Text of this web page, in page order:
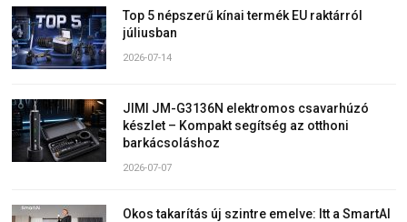
Top 5 népszerű kínai termék EU raktárról
júliusban
2026-07-14
JIMI JM-G3136N elektromos csavarhúzó
készlet – Kompakt segítség az otthoni
barkácsoláshoz
2026-07-07
Okos takarítás új szintre emelve: Itt a SmartAI